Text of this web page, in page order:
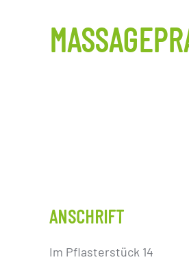
ANSCHRIFT
Im Pflasterstück 14